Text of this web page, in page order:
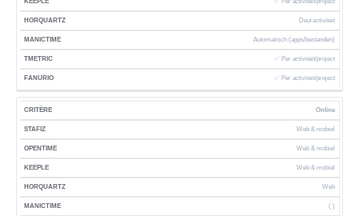
R
I
A
I
Z
M
E
A
Z
T
E
R
R
Deuractiviteit
Automatisch (apps/bestanden)
✅ Per activiteit/project
✅ Per activiteit/project
Online
Web & mobiel
Web & mobiel
Web & mobiel
Web
( )